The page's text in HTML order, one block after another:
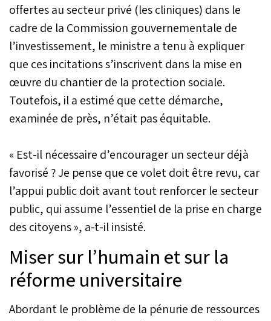
offertes au secteur privé (les cliniques) dans le
cadre de la Commission gouvernementale de
l’investissement, le ministre a tenu à expliquer
que ces incitations s’inscrivent dans la mise en
œuvre du chantier de la protection sociale.
Toutefois, il a estimé que cette démarche,
examinée de près, n’était pas équitable.
« Est-il nécessaire d’encourager un secteur déjà
favorisé ? Je pense que ce volet doit être revu, car
l’appui public doit avant tout renforcer le secteur
public, qui assume l’essentiel de la prise en charge
des citoyens », a-t-il insisté.
Miser sur l’humain et sur la
réforme universitaire
Abordant le problème de la pénurie de ressources